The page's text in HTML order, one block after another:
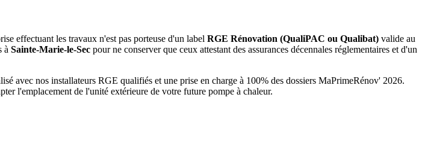
effectuant les travaux n'est pas porteuse d'un label RGE Rénovation (QualiPAC ou Qualibat) valide au
à Sainte-Marie-le-Sec pour ne conserver que ceux attestant des assurances décennales réglementaires et d'un
avec nos installateurs RGE qualifiés et une prise en charge à 100% des dossiers MaPrimeRénov' 2026.
l'emplacement de l'unité extérieure de votre future pompe à chaleur.